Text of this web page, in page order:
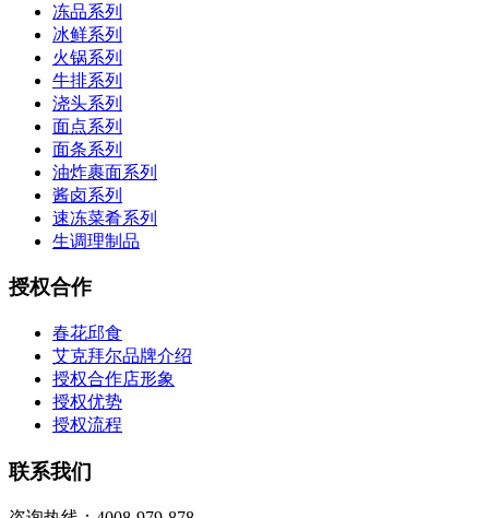
冻品系列
冰鲜系列
火锅系列
牛排系列
浇头系列
面点系列
面条系列
油炸裹面系列
酱卤系列
速冻菜肴系列
生调理制品
授权合作
春花邱食
艾克拜尔品牌介绍
授权合作店形象
授权优势
授权流程
联系我们